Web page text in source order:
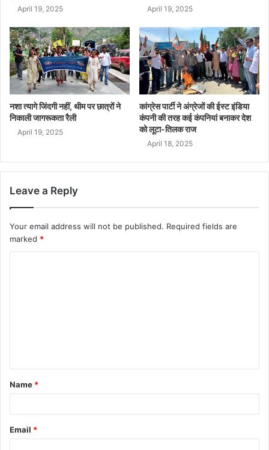
April 19, 2025 April 19, 2025
नशा त्यागे जिंदगी नहीं, थीम पर छात्रों ने
निकाली जागरूकता रैली
April 19, 2025
कांग्रेस पार्टी ने अंग्रेजों की ईस्ट इंडिया
कंपनी की तरह कई कंपनियां बनाकर देश
को लूटा-तिलक राज
April 18, 2025
Leave a Reply
Your email address will not be published. Required fields are
marked *
Name *
Email *